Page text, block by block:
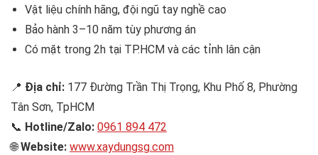
Vật liệu chính hãng, đội ngũ tay nghề cao
Bảo hành 3–10 năm tùy phương án
Có mặt trong 2h tại TP.HCM và các tỉnh lân cận
📍 Địa chỉ: 177 Đường Trần Thị Trọng, Khu Phố 8, Phường
Tân Sơn, TpHCM
📞 Hotline/Zalo: 0961 894 472
🌐Website: www.xaydungsg.com